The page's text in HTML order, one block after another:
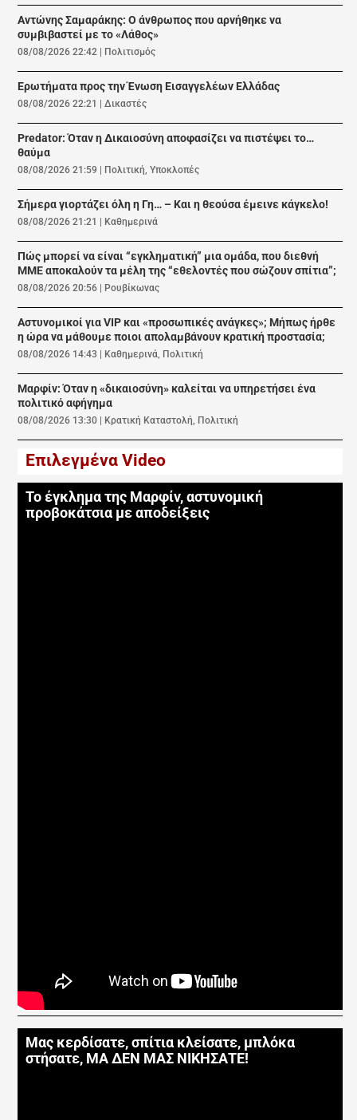
Αντώνης Σαμαράκης: Ο άνθρωπος που αρνήθηκε να
συμβιβαστεί με το «Λάθος»
08/08/2026 22:42 Πολιτισμός
Ερωτήματα προς την Ένωση Εισαγγελέων Ελλάδας
08/08/2026 22:21 |Δικαστές
Predator: Όταν η Δικαιοσύνη αποφασίζει να πιστέψει το…
θαύμα
08/08/2026 21:59 Πολιτική,Υποκλοπές
Σήμερα γιορτάζει όλη η Γη… – Και η θεούσα έμεινε κάγκελο!
08/08/2026 21:21 Καθημερινά
Πώς μπορεί να είναι “εγκληματική” μια ομάδα, που διεθνή
ΜΜΕ αποκαλούν τα μέλη της “εθελοντές που σώζουν σπίτια”;
08/08/2026 20:56 Ρουβίκωνας
Αστυνομικοί για VIP και «προσωπικές ανάγκες»; Μήπως ήρθε
η ώρα να μάθουμε ποιοι απολαμβάνουν κρατική προστασία;
08/08/2026 14:43 Καθημερινά, Πολιτική
Μαρφίν: Όταν η «δικαιοσύνη» καλείται να υπηρετήσει ένα
πολιτικό αφήγημα
08/08/2026 13:30 Κρατική Καταστολή, Πολιτική
Επιλεγμένα Video
Το έγκλημα της Μαρφίν, αστυνομική
προβοκάτσια με αποδείξεις
Μας κερδίσατε, σπίτια κλείσατε, μπλόκα
στήσατε, ΜΑ ΔΕΝ ΜΑΣ ΝΙΚΗΣΑΤΕ!